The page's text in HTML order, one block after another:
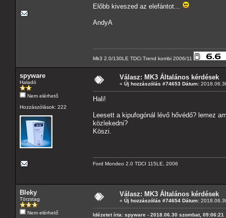
Előbb kiveszed az elefántot...
AndyA
Mk3 2.0/130LE TDCi Trend kombi 2006/11
spyware
Haladó
Nem elérhető
Hozzászólások: 222
Válasz: MK3 Általános kérdések
« Új hozzászólás #74653 Dátum:
Hali!
Leesett a kipufogónál lévő hővédő? lemez
közlekedni?
Köszi.
Ford Mondeo 2.0 TDCI 115LE, 2006
Bleky
Törzstag
Nem elérhető
Válasz: MK3 Általános kérdések
« Új hozzászólás #74654 Dátum:
Idézetet írta: spyware - 2018.06.30 szombat, 09:06:21